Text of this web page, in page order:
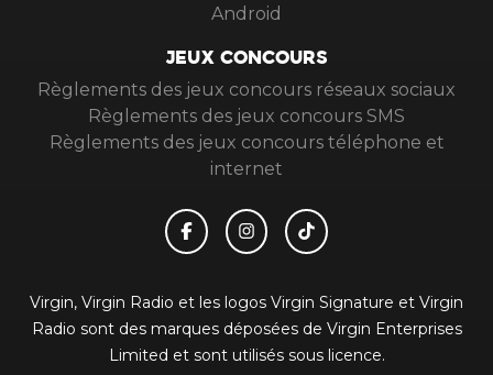
Android
JEUX CONCOURS
Règlements des jeux concours réseaux sociaux
Règlements des jeux concours SMS
Règlements des jeux concours téléphone et
internet
Virgin, Virgin Radio et les logos Virgin Signature et Virgin
Radio sont des marques déposées de Virgin Enterprises
Limited et sont utilisés sous licence.